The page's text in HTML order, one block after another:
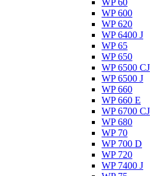
WP 600
WP 620
WP 6400 J
WP 65
WP 650
WP 6500 CJ
WP 6500 J
WP 660
WP 660 E
WP 6700 CJ
WP 680
WP 70
WP 700 D
WP 720
WP 7400 J